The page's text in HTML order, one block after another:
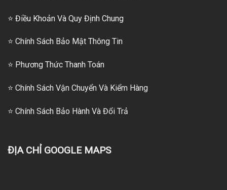
⭐ Điều Khoản Và Quy Định Chung
⭐ Chính Sách Bảo Mật Thông Tin
⭐ Phương Thức Thanh Toán
⭐ Chính Sách Vận Chuyển Và Kiểm Hàng
⭐ Chính Sách Bảo Hành Và Đổi Trả
ĐỊA CHỈ GOOGLE MAPS